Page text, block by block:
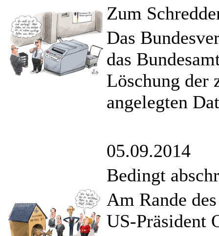
Zum
Das
das
Löschung der
angelegten
05.09.2014
Bedingt
Am Rande
US-Präsident